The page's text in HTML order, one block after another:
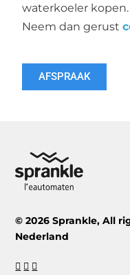
waterkoeler
Neem dan gerust
AFSPRAAK
© 2026 Sprankle, All
Nederland